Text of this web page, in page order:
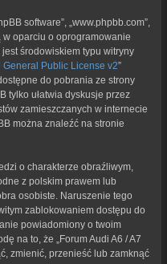
software”, „www.phpbb.com”,
w oparciu o oprogramowanie
środowiskiem typu witryny
General Public License v2”
do pobrania ze strony
tylko ułatwia dyskusje przez
zamieszczanych w internecie
można znaleźć na stronie
o charakterze obraźliwym,
z polskim prawem lub
osobiste. Naruszenie tego
zablokowaniem dostępu do
powiadomiony o twoim
na to, że „Forum Audi A6 / A7
zmienić, przenieść lub zamknąć